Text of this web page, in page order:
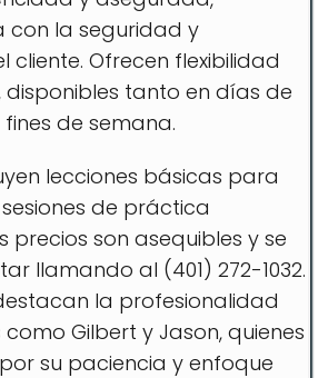
la seguridad y
cliente. Ofrecen flexibilidad
disponibles tanto en días de
de semana.
lecciones básicas para
de práctica
precios son asequibles y se
llamando al (401) 272-1032.
la profesionalidad
Gilbert y Jason, quienes
su paciencia y enfoque